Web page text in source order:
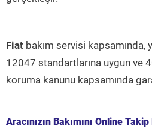
Fiat bakım servisi kapsamında,
12047 standartlarına uygun ve
koruma kanunu kapsamında
Aracınızın Bakımını Online